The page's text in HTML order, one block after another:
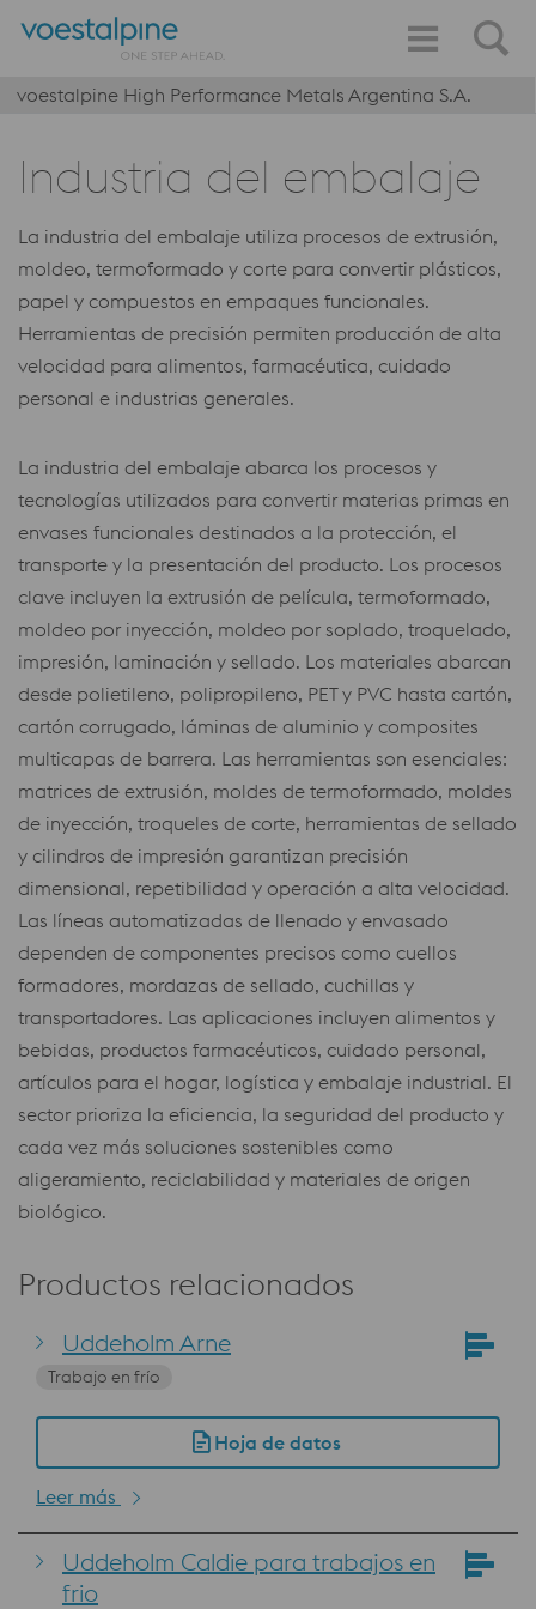
voestalpine High Performance Metals Argentina S.A.
Industria del embalaje
La industria del embalaje utiliza procesos de extrusión,
moldeo, termoformado y corte para convertir plásticos,
papel y compuestos en empaques funcionales.
Herramientas de precisión permiten producción de alta
velocidad para alimentos, farmacéutica, cuidado
personal e industrias generales.
La industria del embalaje abarca los procesos y
tecnologías utilizados para convertir materias primas en
envases funcionales destinados a la protección, el
transporte y la presentación del producto. Los procesos
clave incluyen la extrusión de película, termoformado,
moldeo por inyección, moldeo por soplado, troquelado,
impresión, laminación y sellado. Los materiales abarcan
desde polietileno, polipropileno, PET y PVC hasta cartón,
cartón corrugado, láminas de aluminio y composites
multicapas de barrera. Las herramientas son esenciales:
matrices de extrusión, moldes de termoformado, moldes
de inyección, troqueles de corte, herramientas de sellado
y cilindros de impresión garantizan precisión
dimensional, repetibilidad y operación a alta velocidad.
Las líneas automatizadas de llenado y envasado
dependen de componentes precisos como cuellos
formadores, mordazas de sellado, cuchillas y
transportadores. Las aplicaciones incluyen alimentos y
bebidas, productos farmacéuticos, cuidado personal,
artículos para el hogar, logística y embalaje industrial. El
sector prioriza la eficiencia, la seguridad del producto y
cada vez más soluciones sostenibles como
aligeramiento, reciclabilidad y materiales de origen
biológico.
Productos relacionados
Uddeholm Arne
Trabajo en frío
Hoja de datos
Leer más
Uddeholm Caldie para trabajos en
frio